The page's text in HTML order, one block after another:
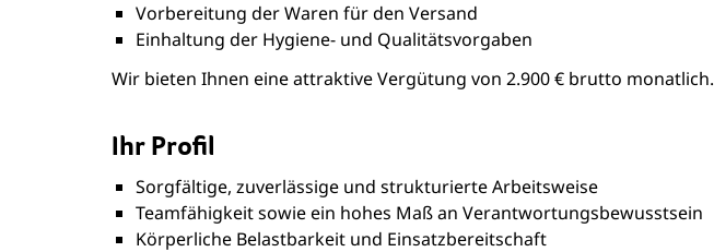
Vorbereitung der Waren für den Versand
Einhaltung der Hygiene- und Qualitätsvorgaben
Wir bieten Ihnen eine attraktive Vergütung von 2.900 € brutto monatlich.
Ihr Profil
Sorgfältige, zuverlässige und strukturierte Arbeitsweise
Teamfähigkeit sowie ein hohes Maß an Verantwortungsbewusstsein
Körperliche Belastbarkeit und Einsatzbereitschaft